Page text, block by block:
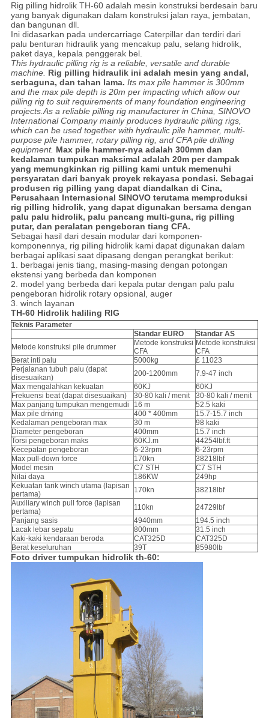
Rig pilling hidrolik TH-60 adalah mesin konstruksi berdesain baru
yang banyak digunakan dalam konstruksi jalan raya, jembatan,
dan bangunan dll.
Ini didasarkan pada undercarriage Caterpillar dan terdiri dari
palu benturan hidraulik yang mencakup palu, selang hidrolik,
paket daya, kepala penggerak bel.
This hydraulic pilling rig is a reliable, versatile and durable
machine. Rig pilling hidraulik ini adalah mesin yang andal,
serbaguna, dan tahan lama. Its max pile hammer is 300mm
and the max pile depth is 20m per impacting which allow our
pilling rig to suit requirements of many foundation engineering
projects.As a reliable pilling rig manufacturer in China, SINOVO
International Company mainly produces hydraulic pilling rigs,
which can be used together with hydraulic pile hammer, multi-
purpose pile hammer, rotary pilling rig, and CFA pile drilling
equipment. Max pile hammer-nya adalah 300mm dan
kedalaman tumpukan maksimal adalah 20m per dampak
yang memungkinkan rig pilling kami untuk memenuhi
persyaratan dari banyak proyek rekayasa pondasi. Sebagai
produsen rig pilling yang dapat diandalkan di Cina,
Perusahaan Internasional SINOVO terutama memproduksi
rig pilling hidrolik, yang dapat digunakan bersama dengan
palu palu hidrolik, palu pancang multi-guna, rig pilling
putar, dan peralatan pengeboran tiang CFA.
Sebagai hasil dari desain modular dari komponen-
komponennya, rig pilling hidrolik kami dapat digunakan dalam
berbagai aplikasi saat dipasang dengan perangkat berikut:
1. berbagai jenis tiang, masing-masing dengan potongan
ekstensi yang berbeda dan komponen
2. model yang berbeda dari kepala putar dengan palu palu
pengeboran hidrolik rotary opsional, auger
3. winch layanan
TH-60 Hidrolik haliling RIG
Teknis Parameter
Standar EURO
Standar AS
Metode konstruksi pile drummer
Metode konstruksi
CFA
Metode konstruksi
CFA
Berat inti palu
5000kg
£ 11023
Perjalanan tubuh palu (dapat
disesuaikan)
200-1200mm
7.9-47 inch
Max mengalahkan kekuatan
60KJ
60KJ
Frekuensi beat (dapat disesuaikan)
30-80 kali / menit
30-80 kali / menit
Max panjang tumpukan mengemudi
16 m
52.5 kaki
Max pile driving
400 * 400mm
15.7-15.7 inch
Kedalaman pengeboran max
30 m
98 kaki
Diameter pengeboran
400mm
15.7 inch
Torsi pengeboran maks
60KJ.m
44254lbf.ft
Kecepatan pengeboran
6-23rpm
6-23rpm
Max pull-down force
170kn
38218lbf
Model mesin
C7 STH
C7 STH
Nilai daya
186KW
249hp
Kekuatan tarik winch utama (lapisan
pertama)
170kn
38218lbf
Auxiliary winch pull force (lapisan
pertama)
110kn
24729lbf
Panjang sasis
4940mm
194.5 inch
Lacak lebar sepatu
800mm
31.5 inch
Kaki-kaki kendaraan beroda
CAT325D
CAT325D
Berat keseluruhan
39T 85980lb
Foto driver tumpukan hidrolik th-60: